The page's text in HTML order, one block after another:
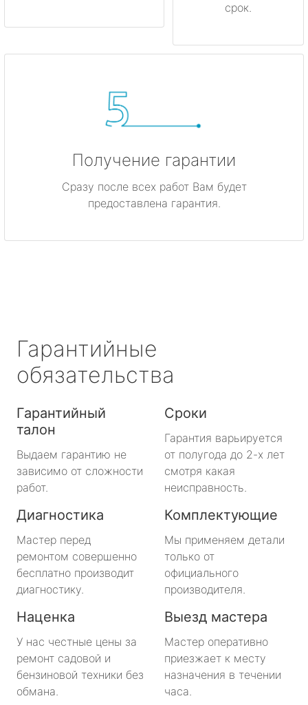
срок.
Получение гарантии
Сразу после всех работ Вам будет
предоставлена гарантия.
Гарантийные
обязательства
Гарантийный
талон
Выдаем гарантию не
зависимо от сложности
работ.
Сроки
Гарантия варьируется
от полугода до 2-х лет
смотря какая
неисправность.
Диагностика
Мастер перед
ремонтом совершенно
бесплатно производит
диагностику.
Комплектующие
Мы применяем детали
только от
официального
производителя.
Наценка
У нас честные цены за
ремонт садовой и
бензиновой техники без
обмана.
Выезд мастера
Мастер оперативно
приезжает к месту
назначения в течении
часа.